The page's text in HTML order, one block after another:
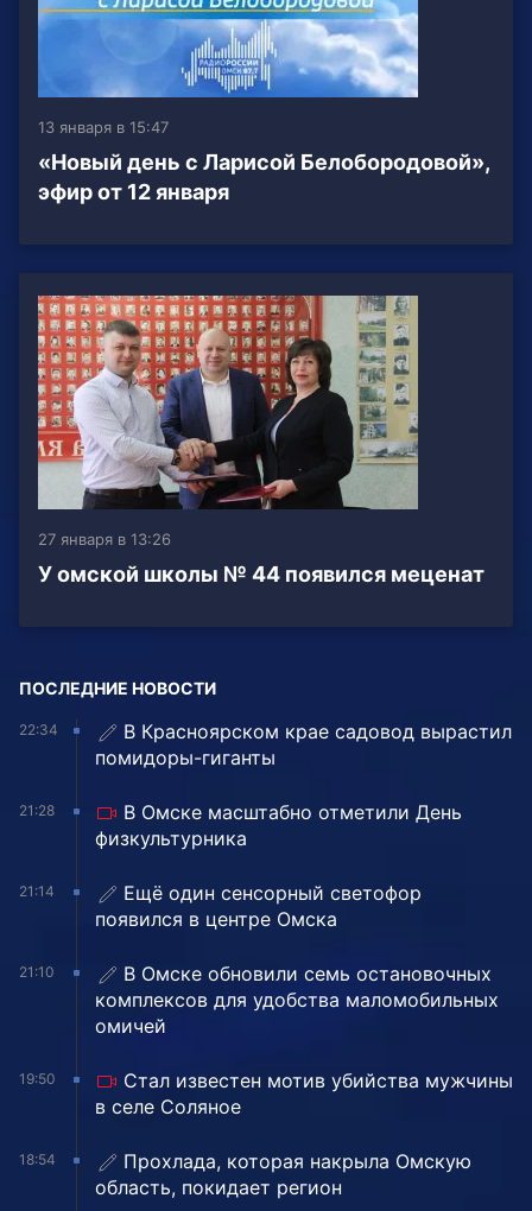
13 января в 15:47
«Новый день с Ларисой Белобородовой»,
эфир от 12 января
27 января в 13:26
У омской школы № 44 появился меценат
ПОСЛЕДНИЕ НОВОСТИ
22:34
В Красноярском крае садовод вырастил
помидоры-гиганты
21:28
В Омске масштабно отметили День
физкультурника
21:14
Ещё один сенсорный светофор
появился в центре Омска
21:10
В Омске обновили семь остановочных
комплексов для удобства маломобильных
омичей
19:50
Стал известен мотив убийства мужчины
в селе Соляное
18:54
Прохлада, которая накрыла Омскую
область, покидает регион